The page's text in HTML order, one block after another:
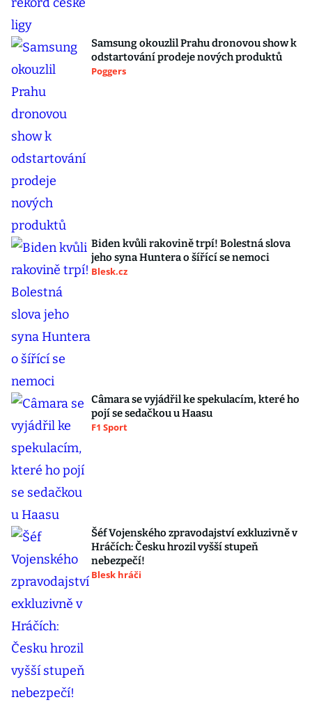
Samsung okouzlil Prahu dronovou show k
odstartování prodeje nových produktů
Poggers
Biden kvůli rakovině trpí! Bolestná slova
jeho syna Huntera o šířící se nemoci
Blesk.cz
Câmara se vyjádřil ke spekulacím, které ho
pojí se sedačkou u Haasu
F1 Sport
Šéf Vojenského zpravodajství exkluzivně v
Hráčích: Česku hrozil vyšší stupeň
nebezpečí!
Blesk hráči